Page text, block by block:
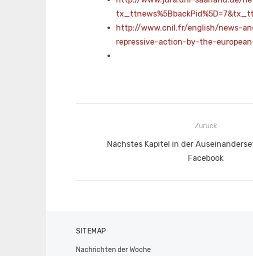
http://www.cnil.fr/english/news-
repressive-action-by-the-
BeitragsnavigationZurück
Vorheriger
Nächstes Kapitel in der
Facebook
SITEMAP
Nachrichten der Woche